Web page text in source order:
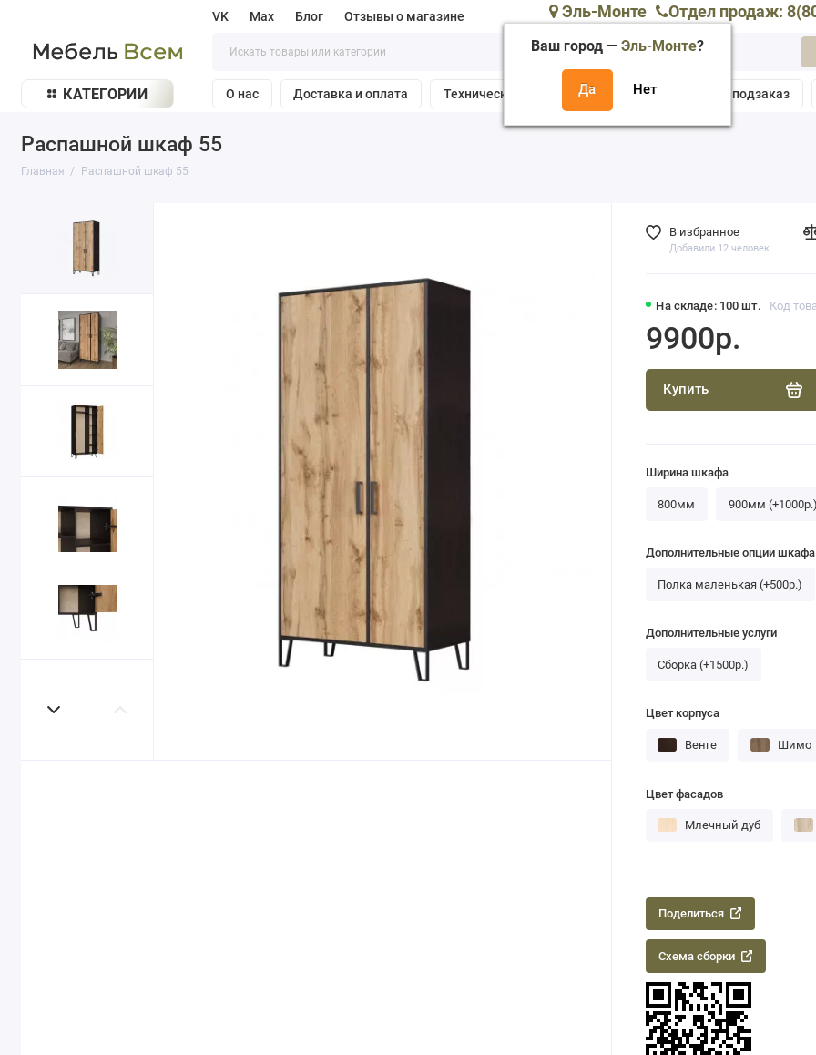
VK Max Блог Отзывы о магазине Эль-Монте
Ваш город —Эль-Монте?
Отдел продаж:
КАТЕГОРИИ О нас Доставка и оплата Техническая поддержка Собрать мебель подзаказ
Распашной шкаф 55
Главная Распашной шкаф 55
На складе: 100 шт. Код
9900р.
Купить
В избранное
Добавили 12 человек
Ширина шкафа
800мм 900мм (+1000р.)
Дополнительные опции шкафа
Полка маленькая (+500р.)
Дополнительные услуги
Сборка (+1500р.)
Цвет корпуса
Венге Шимо
Цвет фасадов
Млечный дуб
Поделиться
Схема сборки